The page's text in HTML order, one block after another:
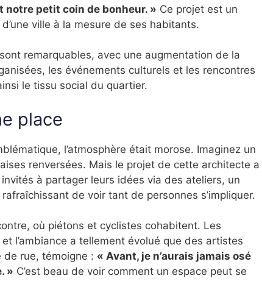
notre petit coin de bonheur. » Ce projet est un
ville à la mesure de ses habitants.
remarquables, avec une augmentation de la
les événements culturels et les rencontres
le tissu social du quartier.
place
l’atmosphère était morose. Imaginez un
renversées. Mais le projet de cette architecte a
à partager leurs idées via des ateliers, un
de voir tant de personnes s’impliquer.
où piétons et cyclistes cohabitent. Les
l’ambiance a tellement évolué que des artistes
rue, témoigne : « Avant, je n’aurais jamais osé
» C’est beau de voir comment un espace peut se